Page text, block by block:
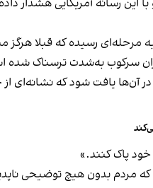
این رسانه آمریکایی
رسیده که قبلا هرگز
سرکوب به‌شدت ترسناک
یافت شود که نشانه‌ای
پاک کنند.»
مردم بدون هیچ توضیحی